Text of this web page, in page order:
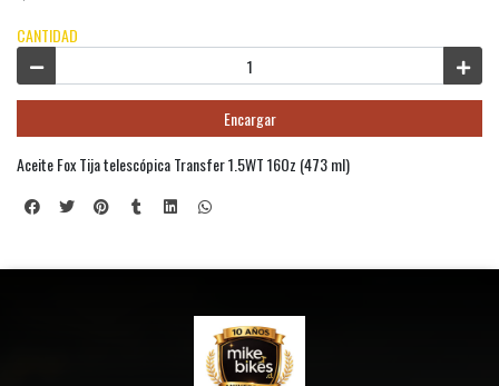
CANTIDAD
Encargar
Aceite Fox Tija telescópica Transfer 1.5WT 16Oz (473 ml)